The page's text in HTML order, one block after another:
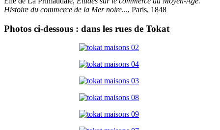
Histoire du commerce de la Mer noire..., Paris, 1848
Photos ci-dessous : dans les rues de Tokat